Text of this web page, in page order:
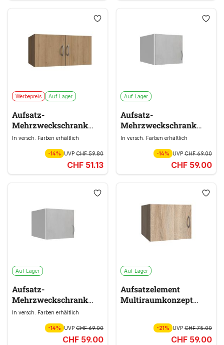
Werbepreis Auf Lager
Aufsatz-
Mehrzweckschrank
MULTIRAUMKONZEPT
In versch. Farben erhältlich
-14% UVP CHF 59.80
CHF 51.13
Auf Lager
Aufsatz-
Mehrzweckschrank
MULTIRAUMKONZEPT
In versch. Farben erhältlich
-14% UVPCHF 69.00
CHF 59.00
Auf Lager
Aufsatz-
Mehrzweckschrank
MULTIRAUMKONZEPT
In versch. Farben erhältlich
-14% UVP CHF 69.00
CHF 59.00
Auf Lager
Aufsatzelement
Multiraumkonzept
-21% UVPCHF 75.00
CHF 59.00